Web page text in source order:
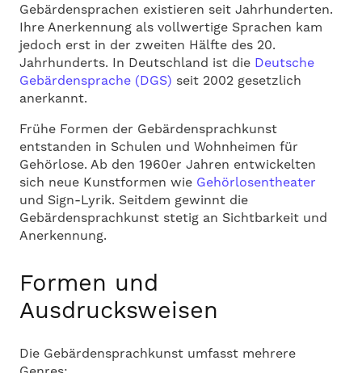
Gebärdensprachen existieren seit Jahrhunderten.
Ihre Anerkennung als vollwertige Sprachen kam
jedoch erst in der zweiten Hälfte des 20.
Jahrhunderts. In Deutschland ist die Deutsche
Gebärdensprache (DGS) seit 2002 gesetzlich
anerkannt.
Frühe Formen der Gebärdensprachkunst
entstanden in Schulen und Wohnheimen für
Gehörlose. Ab den 1960er Jahren entwickelten
sich neue Kunstformen wie Gehörlosentheater
und Sign-Lyrik. Seitdem gewinnt die
Gebärdensprachkunst stetig an Sichtbarkeit und
Anerkennung.
Formen und
Ausdrucksweisen
Die Gebärdensprachkunst umfasst mehrere